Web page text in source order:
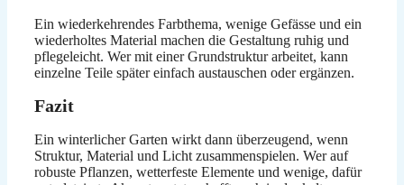
Ein wiederkehrendes Farbthema, wenige Gefässe und ein
wiederholtes Material machen die Gestaltung ruhig und
pflegeleicht. Wer mit einer Grundstruktur arbeitet, kann
einzelne Teile später einfach austauschen oder ergänzen.
Fazit
Ein winterlicher Garten wirkt dann überzeugend, wenn
Struktur, Material und Licht zusammenspielen. Wer auf
robuste Pflanzen, wetterfeste Elemente und wenige, dafür